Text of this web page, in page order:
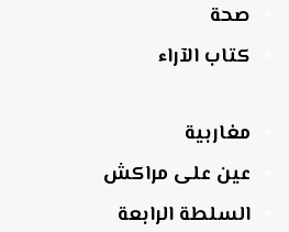
صحة
كتاب الآراء
مغاربية
عين على مراكش
السلطة الرابعة